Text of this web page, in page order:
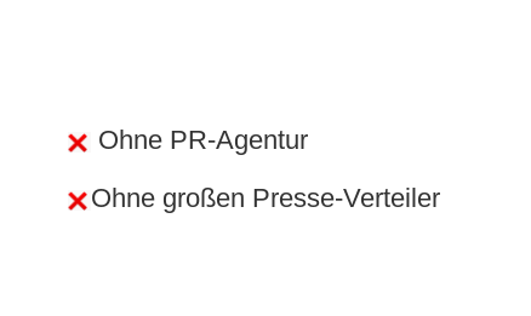
Ohne PR-Agentur
Ohne großen Presse-Verteiler